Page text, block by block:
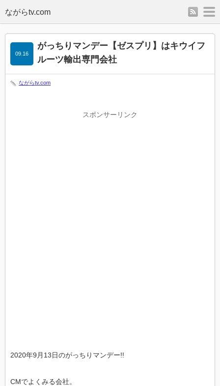
rss
がっちりマンデー【ゼスプリ】はキウイフ
ルーツ輸出専門会社
09.16
ながらtv.com
スポンサーリンク
2020年9月13日のがっちりマンデー!!
CMでよくみる会社。